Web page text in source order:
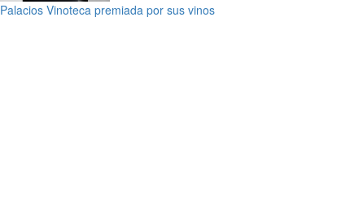
Palacios Vinoteca premiada por sus vinos